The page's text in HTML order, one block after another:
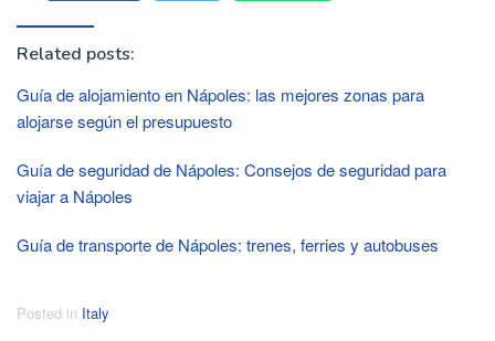
Related posts:
Guía de alojamiento en Nápoles: las mejores zonas para
alojarse según el presupuesto
Guía de seguridad de Nápoles: Consejos de seguridad para
viajar a Nápoles
Guía de transporte de Nápoles: trenes, ferries y autobuses
Posted in Italy